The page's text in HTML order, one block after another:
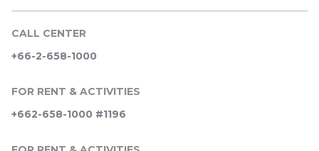
CALL CENTER
+66-2-658-1000
FOR RENT & ACTIVITIES
+662-658-1000 #1196